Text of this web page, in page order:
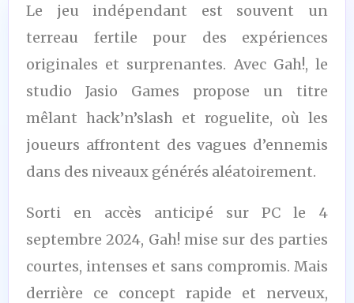
Le jeu indépendant est souvent un
terreau fertile pour des expériences
originales et surprenantes. Avec Gah!, le
studio Jasio Games propose un titre
mêlant hack’n’slash et roguelite, où les
joueurs affrontent des vagues d’ennemis
dans des niveaux générés aléatoirement.
Sorti en accès anticipé sur PC le 4
septembre 2024, Gah! mise sur des parties
courtes, intenses et sans compromis. Mais
derrière ce concept rapide et nerveux,